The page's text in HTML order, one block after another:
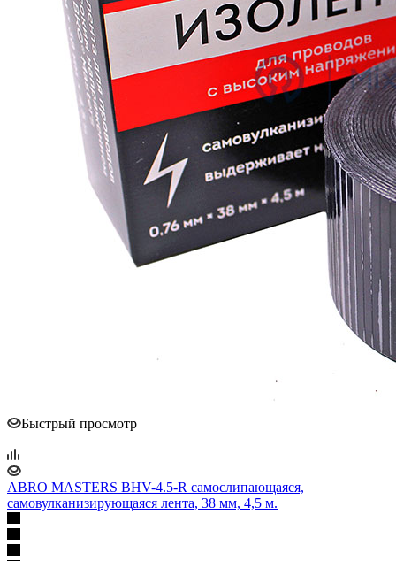
Быстрый просмотр
ABRO MASTERS BHV-4.5-R самослипающаяся,
самовулканизирующаяся лента, 38 мм, 4,5 м.